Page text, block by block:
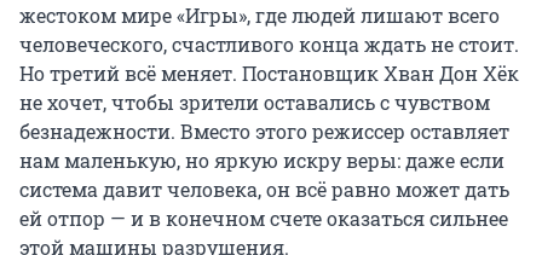
жестоком мире «Игры», где людей лишают всего
человеческого, счастливого конца ждать не стоит.
Но третий всё меняет. Постановщик Хван Дон Хёк
не хочет, чтобы зрители оставались с чувством
безнадежности. Вместо этого режиссер оставляет
нам маленькую, но яркую искру веры: даже если
система давит человека, он всё равно может дать
ей отпор — и в конечном счете оказаться сильнее
этой машины разрушения.